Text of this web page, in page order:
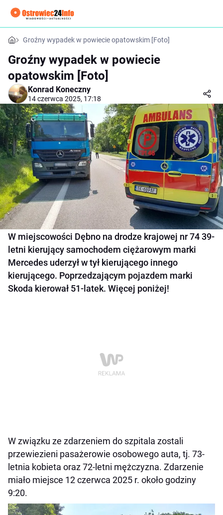
Groźny wypadek w powiecie opatowskim [Foto]
Groźny wypadek w powiecie
opatowskim [Foto]
Konrad Koneczny
14 czerwca 2025, 17:18
W miejscowości Dębno na drodze krajowej nr 74 39-
letni kierujący samochodem ciężarowym marki
Mercedes uderzył w tył kierującego innego
kierującego. Poprzedzającym pojazdem marki
Skoda kierował 51-latek. Więcej poniżej!
W związku ze zdarzeniem do szpitala zostali
przewiezieni pasażerowie osobowego auta, tj. 73-
letnia kobieta oraz 72-letni mężczyzna. Zdarzenie
miało miejsce 12 czerwca 2025 r. około godziny
9:20.